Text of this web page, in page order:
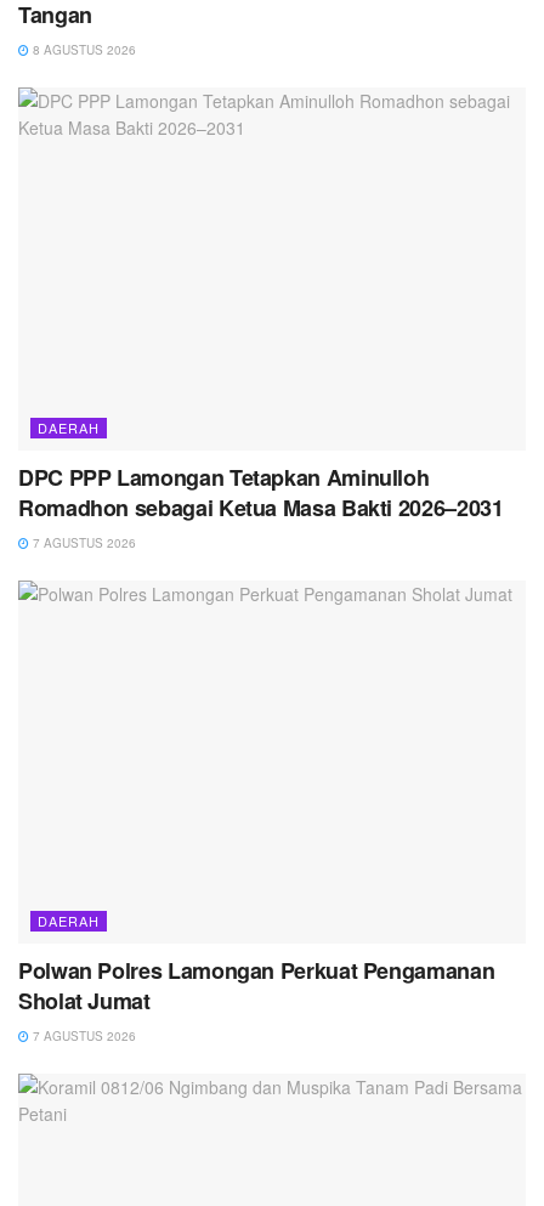
Tangan
8 AGUSTUS 2026
DAERAH
DPC PPP Lamongan Tetapkan Aminulloh
Romadhon sebagai Ketua Masa Bakti 2026–2031
7 AGUSTUS 2026
DAERAH
Polwan Polres Lamongan Perkuat Pengamanan
Sholat Jumat
7 AGUSTUS 2026